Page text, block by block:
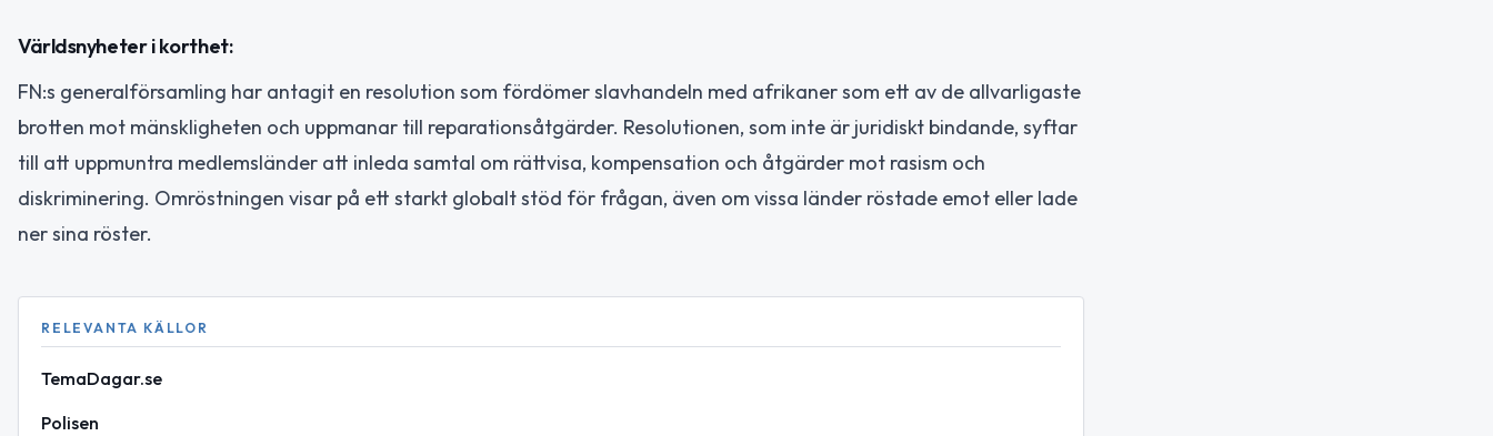
Världsnyheter i korthet:
FN:s generalförsamling har antagit en resolution som fördömer slavhandeln med afrikaner som ett av de allvarligaste
brotten mot mänskligheten och uppmanar till reparationsåtgärder. Resolutionen, som inte är juridiskt bindande, syftar
till att uppmuntra medlemsländer att inleda samtal om rättvisa, kompensation och åtgärder mot rasism och
diskriminering. Omröstningen visar på ett starkt globalt stöd för frågan, även om vissa länder röstade emot eller lade
ner sina röster.
RELEVANTA KÄLLOR
TemaDagar.se
Polisen